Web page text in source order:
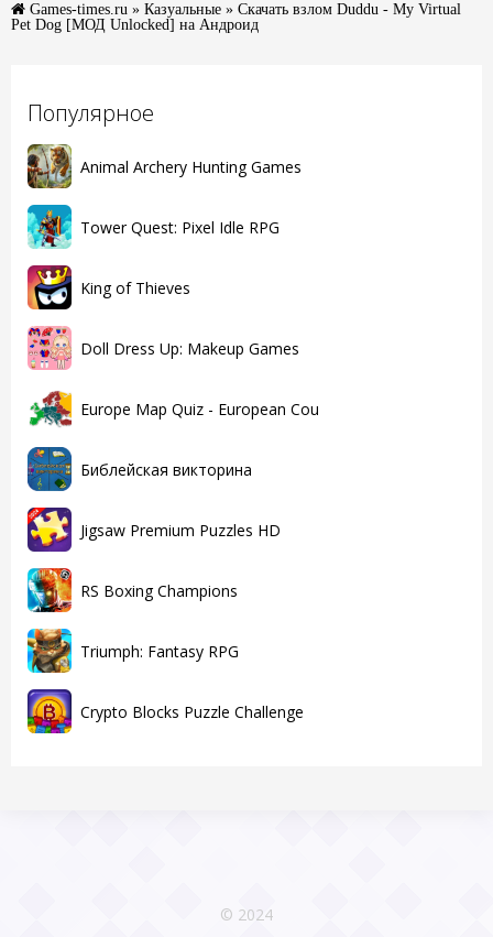
Популярное
Animal Archery Hunting Games
Tower Quest: Pixel Idle RPG
King of Thieves
Doll Dress Up: Makeup Games
Europe Map Quiz - European Cou
Библейская викторина
Jigsaw Premium Puzzles HD
RS Boxing Champions
Triumph: Fantasy RPG
Crypto Blocks Puzzle Challenge
Games-times.ru » Казуальные » Скачать взлом Duddu - My Virtual
Pet Dog [МОД Unlocked] на Андроид
© 2024